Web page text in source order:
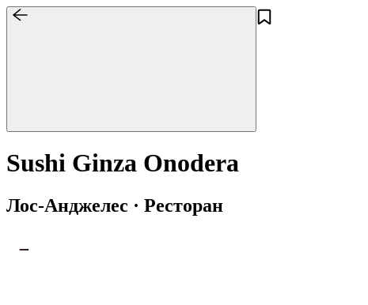
Sushi Ginza Onodera
Лос-Анджелес · Ресторан